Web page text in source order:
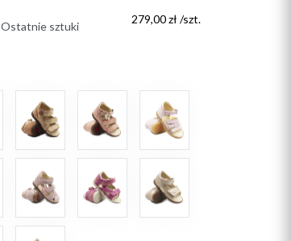
Ostatnie sztuki
279,00 zł /szt.